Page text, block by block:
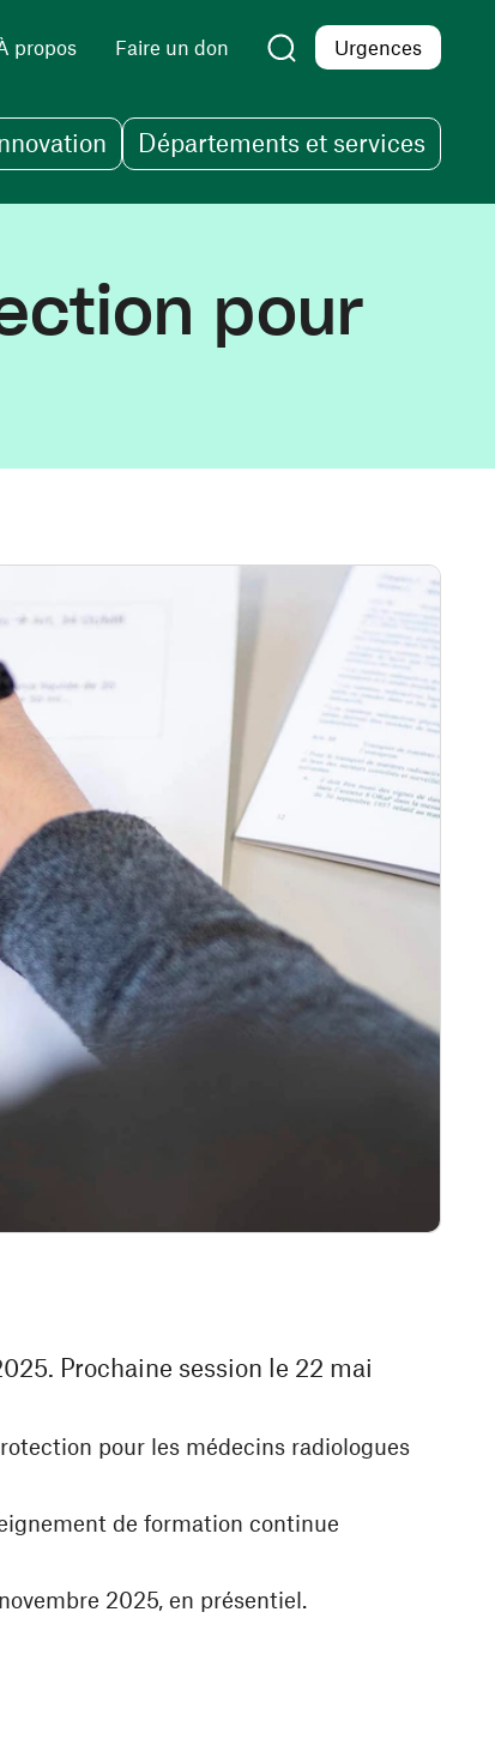
propos Faire un don Urgences
Départements et services
pour
Prochaine session le 22 mai
pour les médecins radiologues
de formation continue
2025, en présentiel.